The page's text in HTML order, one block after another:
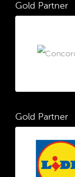
Gold Partner
Gold Partner